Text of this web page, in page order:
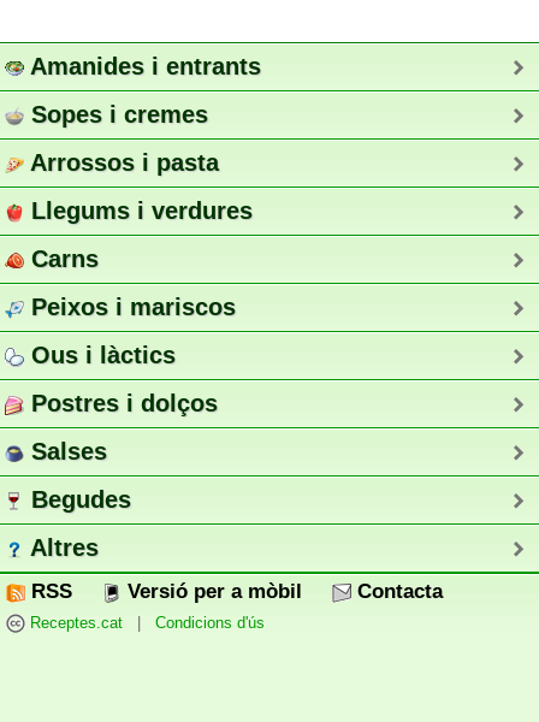
Amanides i entrants
Sopes i cremes
Arrossos i pasta
Llegums i verdures
Carns
Peixos i mariscos
Ous i làctics
Postres i dolços
Salses
Begudes
Altres
RSS Versió per a mòbil Contacta
Receptes.cat Condicions d'ús